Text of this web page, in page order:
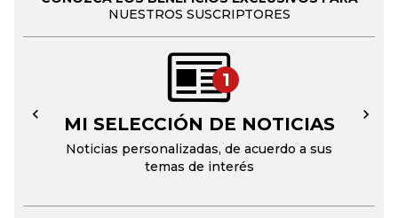
NUESTROS SUSCRIPTORES
1
MI SELECCIÓN DE NOTICIAS
Noticias personalizadas, de acuerdo a sus
temas de interés
← →